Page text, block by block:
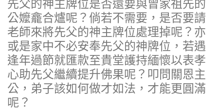
先父的神主牌位是否還要與曾家祖先的
公嬤龕合爐呢？倘若不需要，是否要請
老師來將先父的神主牌位處理掉呢？亦
或是家中不必安奉先父的神牌位，若遇
逢年過節就匯款至貴堂護持緬懷以表孝
心助先父繼續提升佛果呢？叩問關恩主
公，弟子該如何做才如法，才能更圓滿
呢？